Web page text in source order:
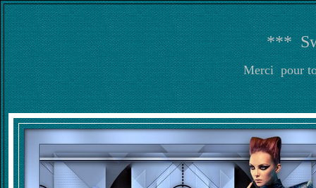
***
Merci pour